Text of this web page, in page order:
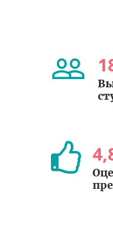
4,